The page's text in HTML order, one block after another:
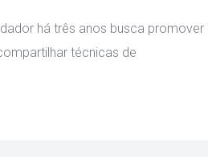
há três anos busca
técnicas de